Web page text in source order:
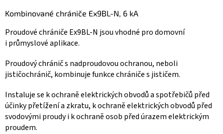
Kombinované chrániče Ex9BL-N, 6 kA
Proudové chrániče Ex9BL-N jsou vhodné pro domovní
i průmyslové aplikace.
Proudový chránič s nadproudovou ochranou, neboli
jističochránič, kombinuje funkce chrániče s jističem.
Instaluje se k ochraně elektrických obvodů a spotřebičů před
účinky přetížení a zkratu, k ochraně elektrických obvodů před
svodovými proudy i k ochraně osob před úrazem elektrickým
proudem.